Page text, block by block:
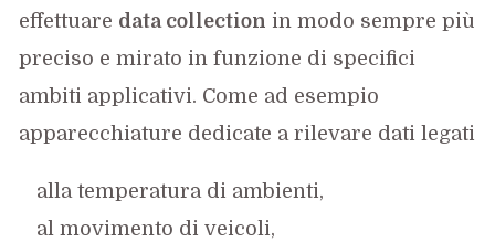
effettuare data collection in modo sempre più
preciso e mirato in funzione di specifici
ambiti applicativi. Come ad esempio
apparecchiature dedicate a rilevare dati legati
alla temperatura di ambienti,
al movimento di veicoli,